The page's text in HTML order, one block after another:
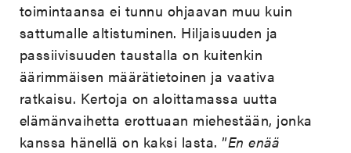
toimintaansa ei tunnu ohjaavan muu kuin
sattumalle altistuminen. Hiljaisuuden ja
passiivisuuden taustalla on kuitenkin
äärimmäisen määrätietoinen ja vaativa
ratkaisu. Kertoja on aloittamassa uutta
elämänvaihetta erottuaan miehestään, jonka
kanssa hänellä on kaksi lasta. ”En enää